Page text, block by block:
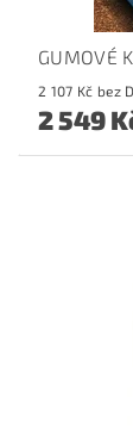
GUMOVÉ
2 107 Kč
2 549